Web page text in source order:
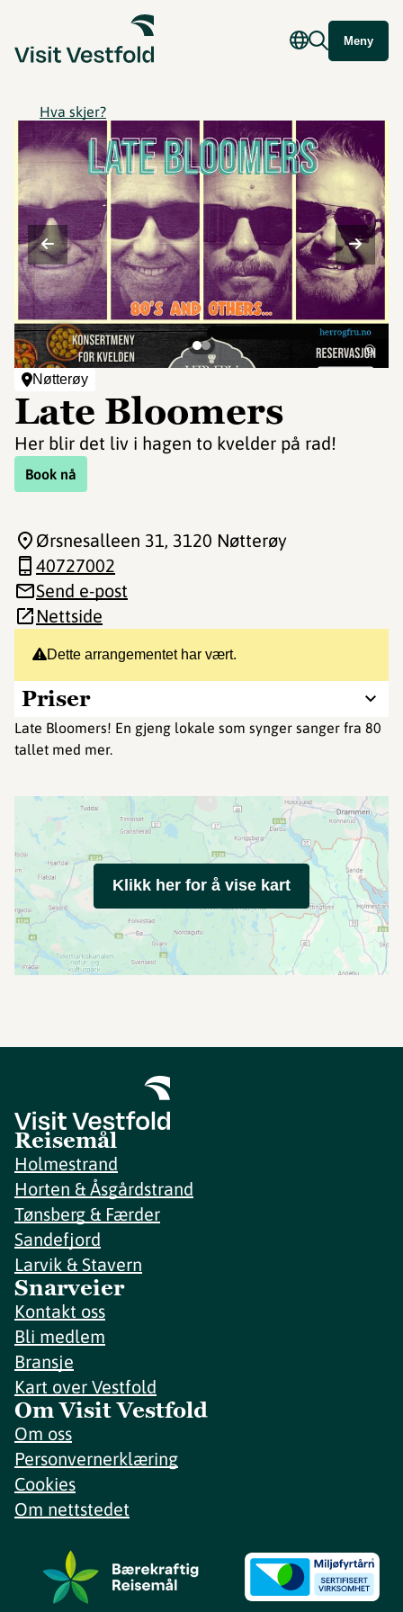
Meny
Hva skjer?
Nøtterøy
Late Bloomers
Her blir det liv i hagen to kvelder på rad!
Book nå
©
Dette arrangementet har vært.
Priser
Late Bloomers! En gjeng lokale som synger sanger fra 80
tallet med mer.
Ørsnesalleen 31, 3120 Nøtterøy
40727002
Send e-post
Nettside
Klikk her for å vise kart
Reisemål
Holmestrand
Horten & Åsgårdstrand
Tønsberg & Færder
Sandefjord
Larvik & Stavern
Snarveier
Kontakt oss
Bli medlem
Bransje
Kart over Vestfold
Om Visit Vestfold
Om oss
Personvernerklæring
Cookies
Om nettstedet